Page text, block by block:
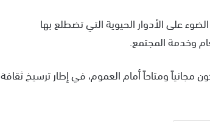
على الأدوار الحيوية التي تضطلع بها
وخدمة المجتمع.
مجانياً ومتاحاً أمام العموم، في إطار ترسيخ ثقافة